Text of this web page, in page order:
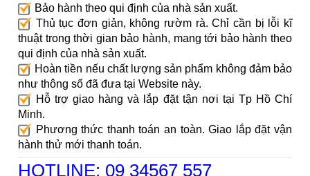
Bảo hành theo qui định của nhà sản xuất.
Thủ tục đơn giản, không rườm rà. Chỉ cần bị lỗi kĩ
thuật trong thời gian bảo hành, mang tới bảo hành theo
qui định của nhà sản xuất.
Hoàn tiền nếu chất lượng sản phẩm không đảm bảo
như thông số đã đưa tại Website này.
Hỗ trợ giao hàng và lắp đặt tận nơi tại Tp Hồ Chí
Minh.
Phương thức thanh toán an toàn. Giao lắp đặt vận
hành thử mới thanh toán.
HOTLINE: 09 34567 557